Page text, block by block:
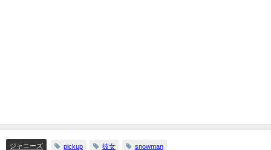
ジャニーズ pickup 彼女 snowman